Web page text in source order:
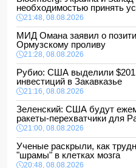
необходимостью принять
21:48, 08.08.2026
МИД Омана заявил о
Ормузскому проливу
21:28, 08.08.2026
Рубио: США выделили $201
инвестиций в Закавказье
21:16, 08.08.2026
Зеленский: США будут
ракеты-перехватчики для
21:00, 08.08.2026
Ученые раскрыли, как
"шрамы" в клетках мозга
20:48, 08.08.2026